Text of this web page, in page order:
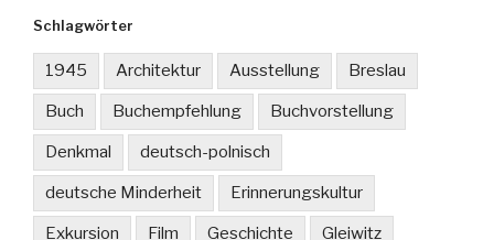
Schlagwörter
1945 Architektur Ausstellung Breslau
Buch Buchempfehlung Buchvorstellung
Denkmal deutsch-polnisch
deutsche Minderheit Erinnerungskultur
Exkursion Film Geschichte Gleiwitz